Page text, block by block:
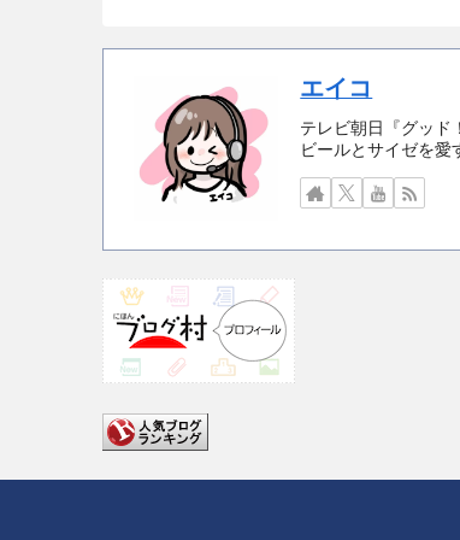
エイコ
テレビ朝日『グッド
ビールとサイゼを愛